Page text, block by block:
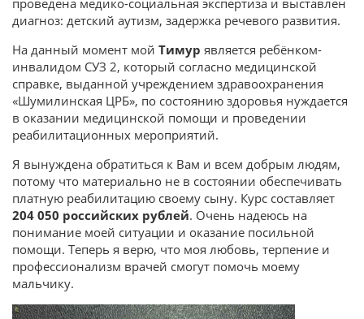
диагноз: детский аутизм, задержка речевого развития.
На данный момент мой Тимур является ребёнком-
инвалидом СУЗ 2, который согласно медицинской
справке, выданной учреждением здравоохранения
«Шумилинская ЦРБ», по состоянию здоровья нуждается
в оказании медицинской помощи и проведении
реабилитационных мероприятий.
Я вынуждена обратиться к Вам и всем добрым людям,
потому что материально не в состоянии обеспечивать
платную реабилитацию своему сыну. Курс составляет
204 050 российских рублей. Очень надеюсь на
понимание моей ситуации и оказание посильной
помощи. Теперь я верю, что моя любовь, терпение и
профессионализм врачей смогут помочь моему
мальчику.